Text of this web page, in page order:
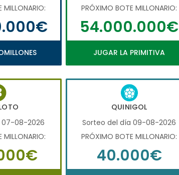
MILLONARIO:
PRÓXIMO BOTE MILLONARIO:
54.000.000€
JUGAR LA PRIMITIVA
07-08-2026
MILLONARIO:
QUINIGOL
Sorteo del día 09-08-2026
PRÓXIMO BOTE MILLONARIO:
40.000€